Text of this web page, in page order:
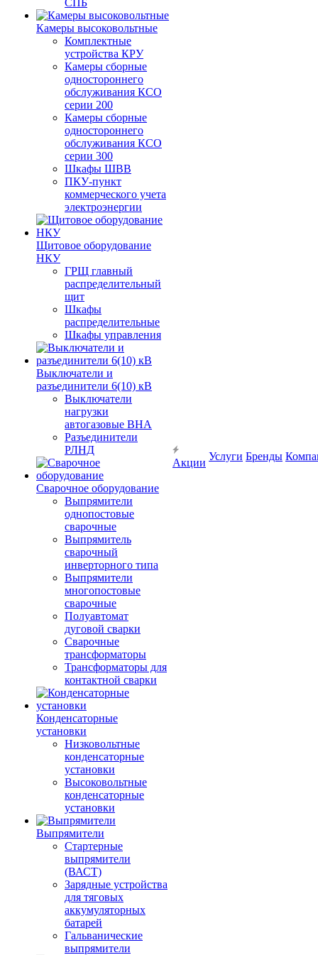
СПБ
Камеры высоковольтные
Комплектные
устройства КРУ
Камеры сборные
одностороннего
обслуживания КСО
серии 200
Камеры сборные
одностороннего
обслуживания КСО
серии 300
Шкафы ШВВ
ПКУ-пункт
коммерческого учета
электроэнергии
Щитовое оборудование
НКУ
ГРЩ главный
распределительный
щит
Шкафы
распределительные
Шкафы управления
Выключатели и
разъединители 6(10) кВ
Выключатели
нагрузки
автогазовые ВНА
Разъединители
РЛНД
Сварочное оборудование
Выпрямители
однопостовые
сварочные
Выпрямитель
сварочный
инверторного типа
Выпрямители
многопостовые
сварочные
Полуавтомат
дуговой сварки
Сварочные
трансформаторы
Трансформаторы для
контактной сварки
Конденсаторные
установки
Низковольтные
конденсаторные
установки
Высоковольтные
конденсаторные
установки
Выпрямители
Стартерные
выпрямители
(ВАСТ)
Зарядные устройства
для тяговых
аккумуляторных
батарей
Гальванические
выпрямители
Акции
Услуги Бренды